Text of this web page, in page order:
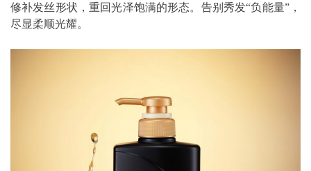
修补发丝形状，重回光泽饱满的形态。告别秀发“负能量”，
尽显柔顺光耀。